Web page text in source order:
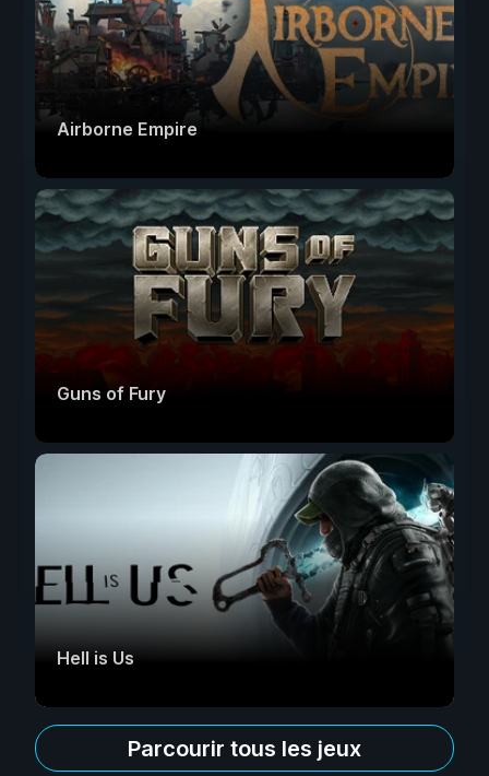
Airborne Empire
Guns of Fury
Hell is Us
Parcourir tous les jeux